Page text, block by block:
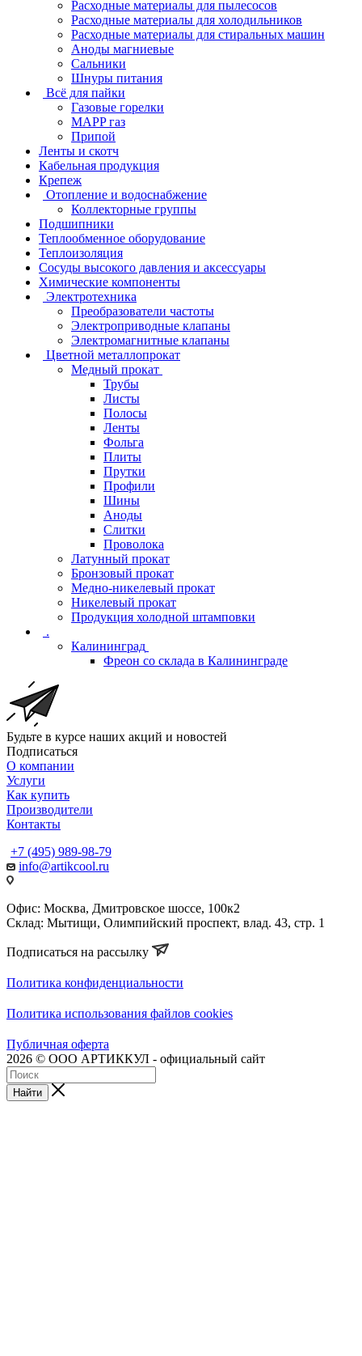
Расходные материалы для пылесосов
Расходные материалы для холодильников
Расходные материалы для стиральных машин
Аноды магниевые
Сальники
Шнуры питания
Всё для пайки
Газовые горелки
MAPP газ
Припой
Ленты и скотч
Кабельная продукция
Крепеж
Отопление и водоснабжение
Коллекторные группы
Подшипники
Теплообменное оборудование
Теплоизоляция
Сосуды высокого давления и аксессуары
Химические компоненты
Электротехника
Преобразователи частоты
Электроприводные клапаны
Электромагнитные клапаны
Цветной металлопрокат
Медный прокат
Трубы
Листы
Полосы
Ленты
Фольга
Плиты
Прутки
Профили
Шины
Аноды
Слитки
Проволока
Латунный прокат
Бронзовый прокат
Медно-никелевый прокат
Никелевый прокат
Продукция холодной штамповки
.
Калининград
Фреон со склада в Калининграде
Будьте в курсе наших акций и новостей
Подписаться
О компании
Услуги
Как купить
Производители
Контакты
+7 (495) 989-98-79
info@artikcool.ru
Офис: Москва, Дмитровское шоссе, 100к2
Склад: Мытищи, Олимпийский проспект, влад. 43, стр. 1
Подписаться на рассылку
Политика конфиденциальности
Политика использования файлов cookies
Публичная оферта
2026 © ООО АРТИККУЛ - официальный сайт
Найти